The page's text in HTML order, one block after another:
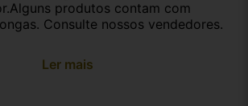
produtos contam com
Consulte nossos vendedores.
Ler mais